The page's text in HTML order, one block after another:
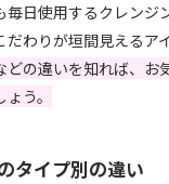
毎日使用するクレンジ
わりが垣間見えるア
どの違いを知れば、お
う。
タイプ別の違い